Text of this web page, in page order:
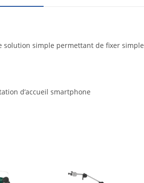
simple permettant de fixer
d’accueil smartphone